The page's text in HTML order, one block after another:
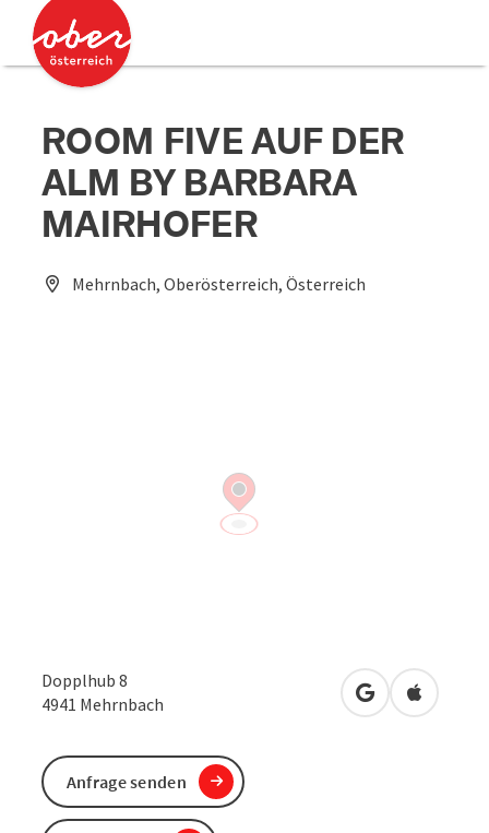
Zum Inhalt
Zum Seitenanfang
ROOM FIVE AUF DER
ALM BY BARBARA
MAIRHOFER
Mehrnbach, Oberösterreich, Österreich
Dopplhub 8
4941 Mehrnbach in Googlein Apple
Anfrage senden